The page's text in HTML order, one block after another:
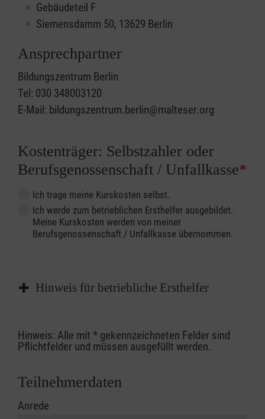
Gebäudeteil F
Siemensdamm 50, 13629 Berlin
Ansprechpartner
Bildungszentrum Berlin
Tel: 030 348003120
E-Mail: bildungszentrum.berlin@malteser.org
Kostenträger: Selbstzahler oder
Berufsgenossenschaft / Unfallkasse*
Ich trage meine Kurskosten selbst.
Ich werde zum betrieblichen Ersthelfer ausgebildet.
Meine Kurskosten werden von meiner
Berufsgenossenschaft / Unfallkasse übernommen.
Hinweis für betriebliche Ersthelfer
Sofern Sie ein Kostenübernahmeverfahren
Ihrer Berufsgenossenschaft / Unfallkasse
Abrechnungsunterlagen spätestens zu
erfolgt eine Abrechnung der vollen Kursgebühr
Hinweis: Alle mit * gekennzeichneten Felder sind
Pflichtfelder und müssen ausgefüllt werden.
Teilnehmerdaten
Anrede